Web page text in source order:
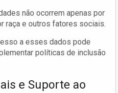
não ocorrem apenas por
raça e outros fatores sociais.
a esses dados pode
políticas de inclusão
e Suporte ao